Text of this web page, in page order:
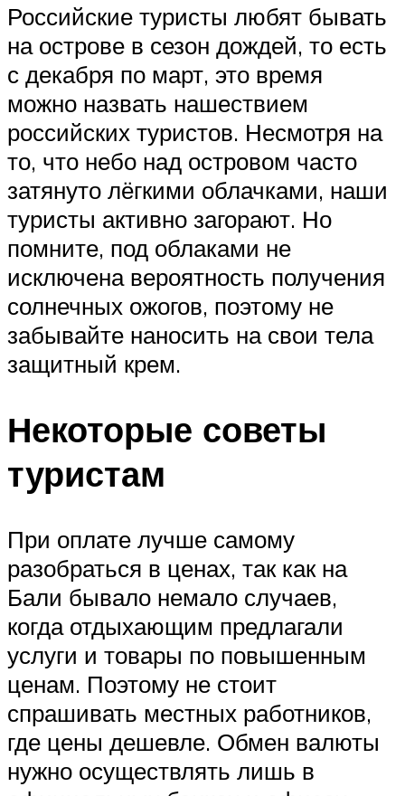
Российские туристы любят бывать
на острове в сезон дождей, то есть
с декабря по март, это время
можно назвать нашествием
российских туристов. Несмотря на
то, что небо над островом часто
затянуто лёгкими облачками, наши
туристы активно загорают. Но
помните, под облаками не
исключена вероятность получения
солнечных ожогов, поэтому не
забывайте наносить на свои тела
защитный крем.
Некоторые советы
туристам
При оплате лучше самому
разобраться в ценах, так как на
Бали бывало немало случаев,
когда отдыхающим предлагали
услуги и товары по повышенным
ценам. Поэтому не стоит
спрашивать местных работников,
где цены дешевле. Обмен валюты
нужно осуществлять лишь в